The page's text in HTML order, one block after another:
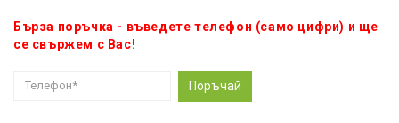
Бърза поръчка - въведете телефон (само цифри) и ще
се свържем с Вас!
Поръчай